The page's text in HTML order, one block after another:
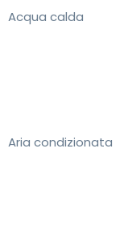
Acqua calda
Aria condizionata